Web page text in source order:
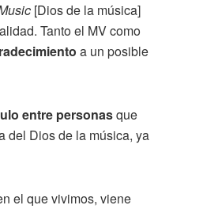
[Dios de la música]
Tanto el MV como
a un posible
entre personasque
del Dios de la música, ya
el que vivimos, viene